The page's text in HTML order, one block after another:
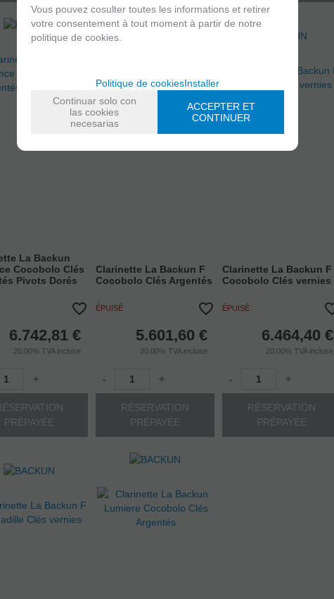
La Backun
Cocobolo Clés
Pivots Dorés
6.742,81 €
20.00%TVA incluse
+
PRÉPAYÉE
Clarinette La Backun F
Cocobolo Clés Argentés
ÉPUISÉ
5.601,60 €
20.00% TVA incluse
- +
RÉSERVATION
PRÉPAYÉE
Clarinette La Backun F
Cocobolo Clés vernies
ÉPUISÉ
6.464,40 €
20.00%TVA incluse
- +
RÉSERVATION
PRÉPAYÉE
Vous pouvez cosulter toutes les informations et retirer
votre consentement à tout moment à partir de notre
politique de cookies.
Politique de cookiesInstaller
Continuar solo con
las cookies
necesarias
ACCEPTER ET
CONTINUER